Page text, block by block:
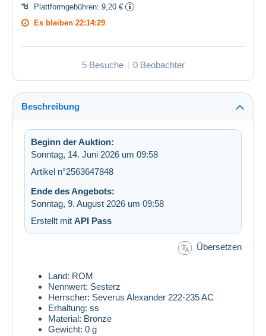
Plattformgebühren: 9,20 €
Es bleiben 22:14:29
5 Besuche 0 Beobachter
Beschreibung
Beginn der Auktion:
Sonntag, 14. Juni 2026 um 09:58
Artikel n°2563647848
Ende des Angebots:
Sonntag, 9. August 2026 um 09:58
Erstellt mit API Pass
Übersetzen
Land: ROM
Nennwert: Sesterz
Herrscher: Severus Alexander 222-235 AC
Erhaltung: ss
Material: Bronze
Gewicht: 0 g